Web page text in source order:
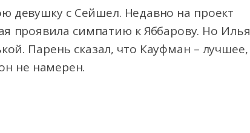
девушку с Сейшел. Недавно на проект
проявила симпатию к Яббарову. Но Илья
Парень сказал, что Кауфман – лучшее,
не намерен.